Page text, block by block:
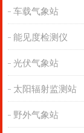
车载气象站
能见度检测仪
光伏气象站
太阳辐射监测站
野外气象站